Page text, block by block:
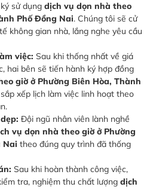
sử dụngdịch vụ dọn nhà theo
Phố Đồng Nai. Chúng tôi sẽ cử
không gian nhà, lắng nghe yêu cầu
việc: Sau khi thống nhất về giá
hai bên sẽ tiến hành ký hợp đồng
giờ ở Phường Biên Hòa, Thành
xếp lịch làm việc linh hoạt theo
Đội ngũ nhân viên lành nghề
vụ dọn nhà theo giờ ở Phường
Nai theo đúng quy trình đã thống
Sau khi hoàn thành công việc,
tra, nghiệm thu chất lượngdịch